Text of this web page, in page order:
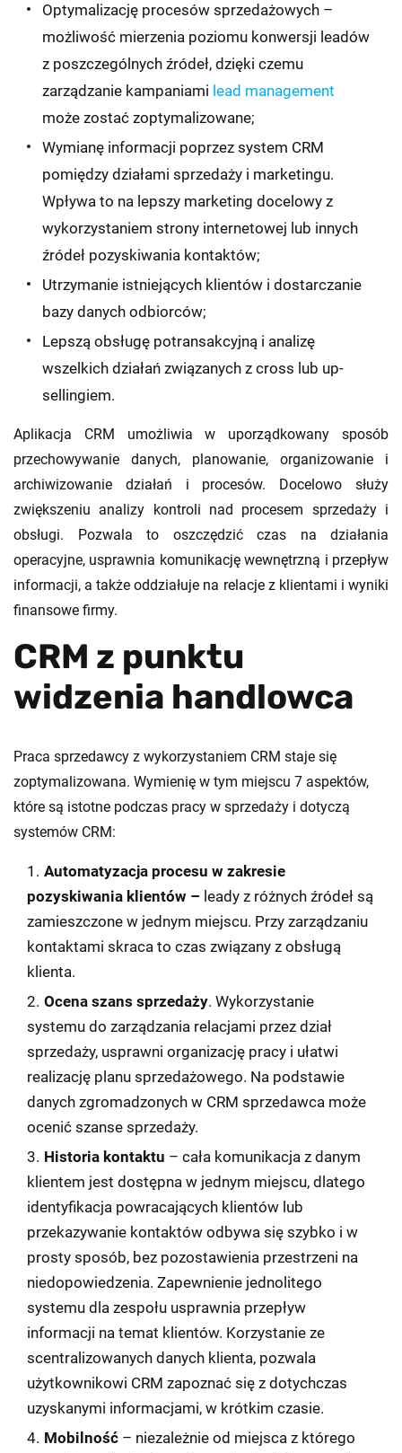
Optymalizację procesów sprzedażowych –
możliwość mierzenia poziomu konwersji leadów
z poszczególnych źródeł, dzięki czemu
zarządzanie kampaniami lead management
może zostać zoptymalizowane;
Wymianę informacji poprzez system CRM
pomiędzy działami sprzedaży i marketingu.
Wpływa to na lepszy marketing docelowy z
wykorzystaniem strony internetowej lub innych
źródeł pozyskiwania kontaktów;
Utrzymanie istniejących klientów i dostarczanie
bazy danych odbiorców;
Lepszą obsługę potransakcyjną i analizę
wszelkich działań związanych z cross lub up-
sellingiem.
Aplikacja CRM umożliwia w uporządkowany sposób
przechowywanie danych, planowanie, organizowanie i
archiwizowanie działań i procesów. Docelowo służy
zwiększeniu analizy kontroli nad procesem sprzedaży i
obsługi. Pozwala to oszczędzić czas na działania
operacyjne, usprawnia komunikację wewnętrzną i przepływ
informacji, a także oddziałuje na relacje z klientami i wyniki
finansowe firmy.
CRM z punktu
widzenia handlowca
Praca sprzedawcy z wykorzystaniem CRM staje się
zoptymalizowana. Wymienię w tym miejscu 7 aspektów,
które są istotne podczas pracy w sprzedaży i dotyczą
systemów CRM:
Automatyzacja procesu w zakresie
pozyskiwania klientów – leady z różnych źródeł są
zamieszczone w jednym miejscu. Przy zarządzaniu
kontaktami skraca to czas związany z obsługą
klienta.
Ocena szans sprzedaży. Wykorzystanie
systemu do zarządzania relacjami przez dział
sprzedaży, usprawni organizację pracy i ułatwi
realizację planu sprzedażowego. Na podstawie
danych zgromadzonych w CRM sprzedawca może
ocenić szanse sprzedaży.
Historia kontaktu – cała komunikacja z danym
klientem jest dostępna w jednym miejscu, dlatego
identyfikacja powracających klientów lub
przekazywanie kontaktów odbywa się szybko i w
prosty sposób, bez pozostawienia przestrzeni na
niedopowiedzenia. Zapewnienie jednolitego
systemu dla zespołu usprawnia przepływ
informacji na temat klientów. Korzystanie ze
scentralizowanych danych klienta, pozwala
użytkownikowi CRM zapoznać się z dotychczas
uzyskanymi informacjami, w krótkim czasie.
Mobilność – niezależnie od miejsca z którego